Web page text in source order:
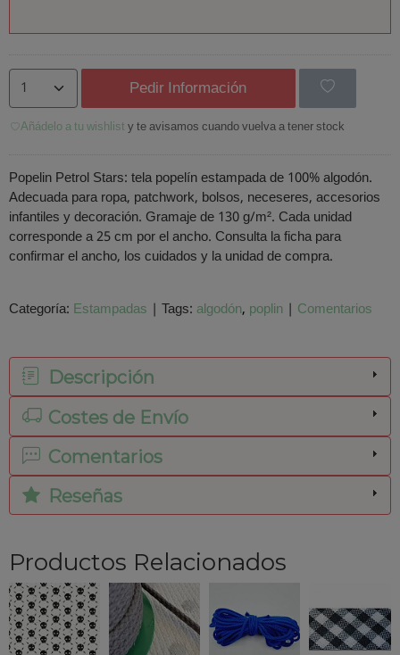
Pedir Información
Añádelo a tu wishlisty te avisamos cuando vuelva a tener stock
Popelin Petrol Stars: tela popelín estampada de 100% algodón.
Adecuada para ropa, patchwork, bolsos, neceseres, accesorios
infantiles y decoración. Gramaje de 130 g/m². Cada unidad
corresponde a 25 cm por el ancho. Consulta la ficha para
confirmar el ancho, los cuidados y la unidad de compra.
Categoría: Estampadas | Tags: algodón poplin | Comentarios
Descripción
Costes de Envío
Comentarios
Reseñas
Productos Relacionados